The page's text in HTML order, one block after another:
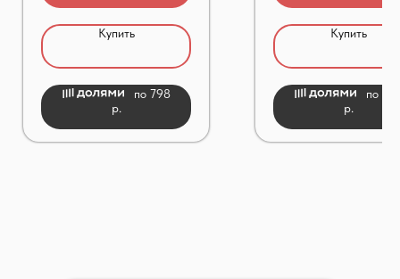
Купить
по 798
р.
Купить
по
р.